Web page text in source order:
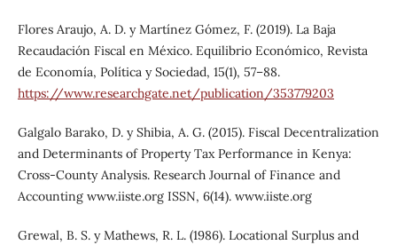
Flores Araujo, A. D. y Martínez Gómez, F. (2019). La Baja
Recaudación Fiscal en México. Equilibrio Económico, Revista
de Economía, Política y Sociedad, 15(1), 57–88.
https://www.researchgate.net/publication/353779203
Galgalo Barako, D. y Shibia, A. G. (2015). Fiscal Decentralization
and Determinants of Property Tax Performance in Kenya:
Cross-County Analysis. Research Journal of Finance and
Accounting www.iiste.org ISSN, 6(14). www.iiste.org
Grewal, B. S. y Mathews, R. L. (1986). Locational Surplus and